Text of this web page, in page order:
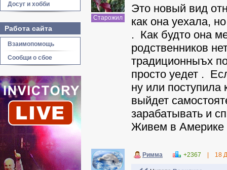
Досуг и хобби
Работа сайта
Взаимопомощь
Сообщи о сбое
Старожил
Это новый вид
как она уехала,
. Как будто она
родственников
традиционныъх
просто уедет .
ну или поступила
выйдет
зарабатывать и
Живем в Америке
Римма +2367 18